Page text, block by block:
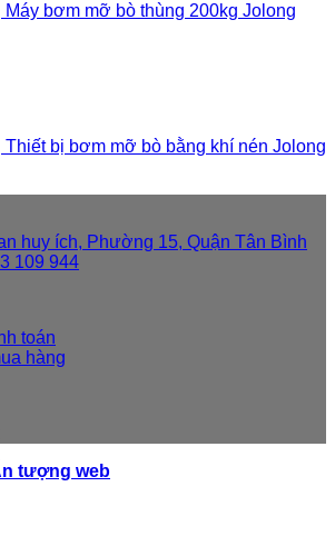
Máy bơm mỡ bò thùng 200kg Jolong
Thiết bị bơm mỡ bò bằng khí nén Jolong
huy ích, Phường 15, Quận Tân Bình
109 944
toán
hàng
tượng web